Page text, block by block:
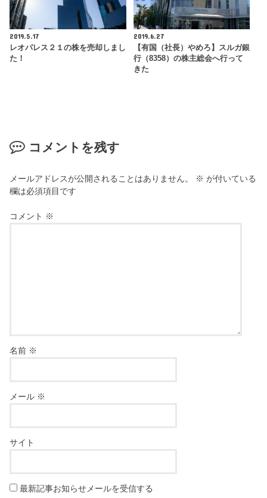
2019.5.17
レオパレス２１の株を売却しまし
た！
2019.6.27
【有国（社長）やめろ】スルガ銀
行（8358）の株主総会へ行って
きた
コメントを残す
メールアドレスが公開されることはありません。 ※ が付いている
欄は必須項目です
コメント ※
名前 ※
メール ※
サイト
最新記事お知らせメールを受信する